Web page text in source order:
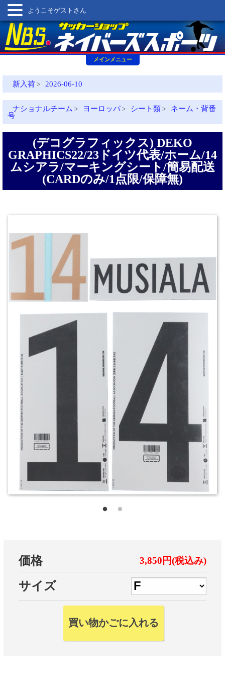
メインメニュー
ようこそゲストさん
新入荷 > 2026-06-10
ナショナルチーム > ヨーロッパ> シート類 >
ネーム・背番
号
(デコグラフィックス) DEKO
GRAPHICS22/23ドイツ代表/ホーム/14
ムシアラ/マーキングシート/簡易配送
(CARDのみ/1点限/保障無)
価格 3,850円(税込み)
サイズ